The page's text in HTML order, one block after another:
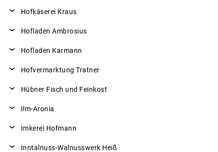
Hofkäserei Kraus
Hofladen Ambrosius
Hofladen Karmann
Hofvermarktung Tratner
Hübner Fisch und Feinkost
Ilm-Aronia
Imkerei Hofmann
Inntalnuss-Walnusswerk Heiß